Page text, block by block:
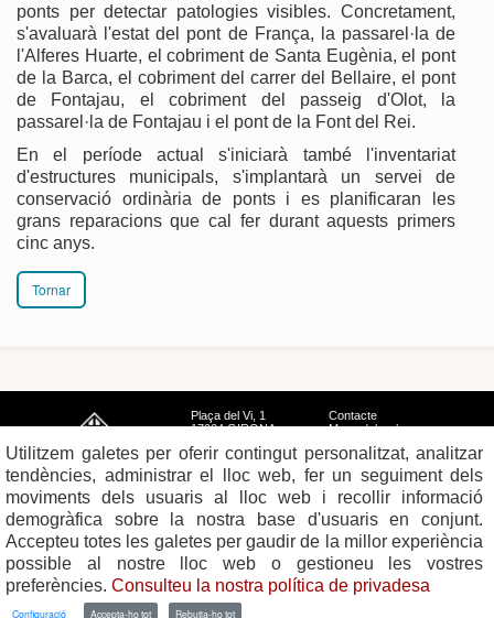
ponts per detectar patologies visibles. Concretament,
s'avaluarà l'estat del pont de França, la passarel·la de
l'Alferes Huarte, el cobriment de Santa Eugènia, el pont
de la Barca, el cobriment del carrer del Bellaire, el pont
de Fontajau, el cobriment del passeig d'Olot, la
passarel·la de Fontajau i el pont de la Font del Rei.
En el període actual s'iniciarà també l'inventariat
d'estructures municipals, s'implantarà un servei de
conservació ordinària de ponts i es planificaran les
grans reparacions que cal fer durant aquests primers
cinc anys.
Tornar
Plaça del Vi, 1
17004 GIRONA
Contacte
Mapa del web
Avís legal
Utilitzem galetes per oferir contingut personalitzat, analitzar
tendències, administrar el lloc web, fer un seguiment dels
moviments dels usuaris al lloc web i recollir informació
demogràfica sobre la nostra base d'usuaris en conjunt.
Accepteu totes les galetes per gaudir de la millor experiència
possible al nostre lloc web o gestioneu les vostres
preferències. Consulteu la nostra política de privadesa
Configuració Accepta-ho tot Rebutja-ho tot